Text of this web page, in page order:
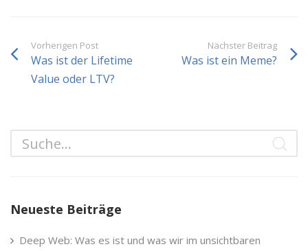
Vorherigen Post
Was ist der Lifetime
Value oder LTV?
Nächster Beitrag
Was ist ein Meme?
Neueste Beiträge
Deep Web: Was es ist und was wir im unsichtbaren